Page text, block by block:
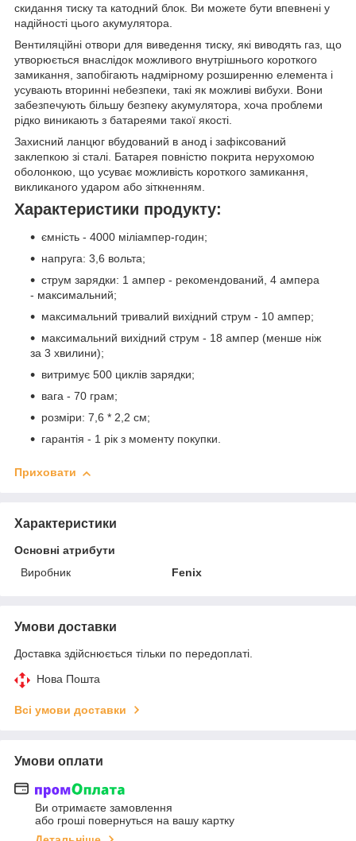
скидання тиску та катодний блок. Ви можете бути впевнені у
надійності цього акумулятора.
Вентиляційні отвори для виведення тиску, які виводять газ, що
утворюється внаслідок можливого внутрішнього короткого
замикання, запобігають надмірному розширенню елемента і
усувають вторинні небезпеки, такі як можливі вибухи. Вони
забезпечують більшу безпеку акумулятора, хоча проблеми
рідко виникають з батареями такої якості.
Захисний ланцюг вбудований в анод і зафіксований
заклепкою зі сталі. Батарея повністю покрита нерухомою
оболонкою, що усуває можливість короткого замикання,
викликаного ударом або зіткненням.
Характеристики продукту:
ємність - 4000 міліампер-годин;
напруга: 3,6 вольта;
струм зарядки: 1 ампер - рекомендований, 4 ампера
- максимальний;
максимальний тривалий вихідний струм - 10 ампер;
максимальний вихідний струм - 18 ампер (менше ніж
за 3 хвилини);
витримує 500 циклів зарядки;
вага - 70 грам;
розміри: 7,6 * 2,2 см;
гарантія - 1 рік з моменту покупки.
Приховати
Характеристики
Основні атрибути
Виробник
Fenix
Умови доставки
Доставка здійснюється тільки по передоплаті.
Нова Пошта
Всі умови доставки
Умови оплати
Ви отримаєте замовлення
або гроші повернуться на вашу картку